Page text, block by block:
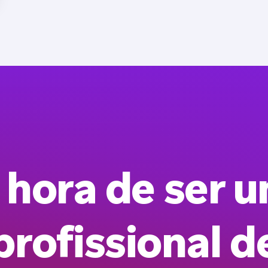
hora de ser